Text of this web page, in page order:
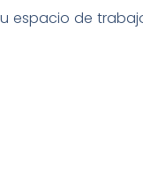
espacio de